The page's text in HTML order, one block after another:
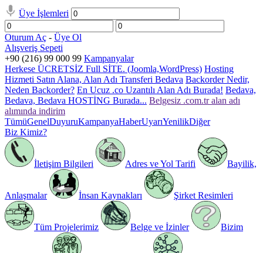
Üye İşlemleri
Oturum Aç - Üye Ol
Alışveriş Sepeti
+90 (216) 99 000 99 Kampanyalar
Herkese ÜCRETSİZ Full SİTE. (Joomla,WordPress) Hosting
Hizmeti Satın Alana, Alan Adı Transferi Bedava Backorder Nedir,
Neden Backorder? En Ucuz .co Uzantılı Alan Adı Burada! Bedava,
Bedava, Bedava HOSTİNG Burada... Belgesiz .com.tr alan adı
alımında indirim
TümüGenelDuyuruKampanyaHaberUyarıYenilikDiğer
Biz Kimiz?
İletişim Bilgileri Adres ve Yol Tarifi Bayilik,
Anlaşmalar İnsan Kaynakları Şirket Resimleri
Tüm Projelerimiz Belge ve İzinler Bizim